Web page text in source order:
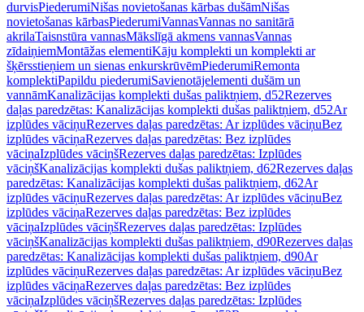
durvisPiederumiNišas novietošanas kārbas dušāmNišas
novietošanas kārbasPiederumiVannasVannas no sanitārā
akrilaTaisnstūra vannasMākslīgā akmens vannasVannas
zīdaiņiemMontāžas elementiKāju komplekti un komplekti ar
šķērsstieņiem un sienas enkurskrūvēmPiederumiRemonta
komplektiPapildu piederumiSavienotājelementi dušām un
vannāmKanalizācijas komplekti dušas paliktņiem, d52Rezerves
daļas paredzētas: Kanalizācijas komplekti dušas paliktņiem, d52Ar
izplūdes vāciņuRezerves daļas paredzētas: Ar izplūdes vāciņuBez
izplūdes vāciņaRezerves daļas paredzētas: Bez izplūdes
vāciņaIzplūdes vāciņšRezerves daļas paredzētas: Izplūdes
vāciņšKanalizācijas komplekti dušas paliktņiem, d62Rezerves daļas
paredzētas: Kanalizācijas komplekti dušas paliktņiem, d62Ar
izplūdes vāciņuRezerves daļas paredzētas: Ar izplūdes vāciņuBez
izplūdes vāciņaRezerves daļas paredzētas: Bez izplūdes
vāciņaIzplūdes vāciņšRezerves daļas paredzētas: Izplūdes
vāciņšKanalizācijas komplekti dušas paliktņiem, d90Rezerves daļas
paredzētas: Kanalizācijas komplekti dušas paliktņiem, d90Ar
izplūdes vāciņuRezerves daļas paredzētas: Ar izplūdes vāciņuBez
izplūdes vāciņaRezerves daļas paredzētas: Bez izplūdes
vāciņaIzplūdes vāciņšRezerves daļas paredzētas: Izplūdes